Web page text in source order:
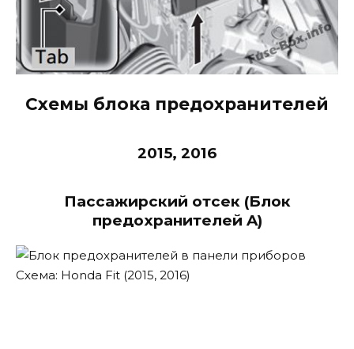
Схемы блока предохранителей
2015, 2016
Пассажирский отсек (Блок
предохранителей A)